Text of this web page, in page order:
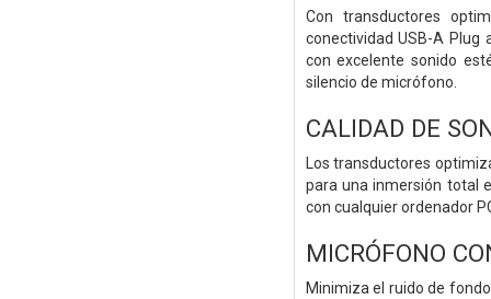
Con transductores
conectividad USB-A
con excelente sonido
silencio de micrófono.
CALIDAD DE
Los transductores
para una inmersión total
con cualquier ordenador
MICRÓFONO
Minimiza el ruido de